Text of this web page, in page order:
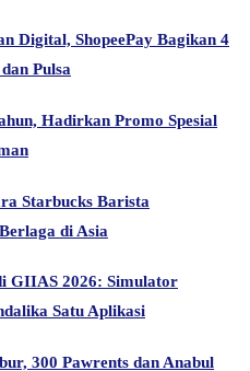
Digital, ShopeePay Bagikan 4
Pulsa
Hadirkan Promo Spesial
Starbucks Barista
di Asia
GIIAS 2026: Simulator
Satu Aplikasi
300 Pawrents dan Anabul